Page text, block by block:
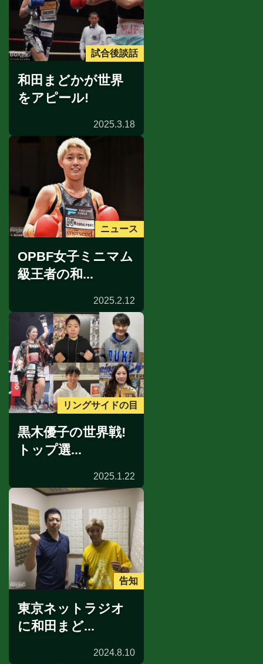
試合後談話
和田まどかが世界
をアピール!
2025.3.18
ニュース
OPBF女子ミニマム
級王者の和...
2025.2.12
リングサイドの目
黒木優子の世界戦!
トップ選...
2025.1.22
告知
東京ネットラジオ
に和田まど...
2024.8.10